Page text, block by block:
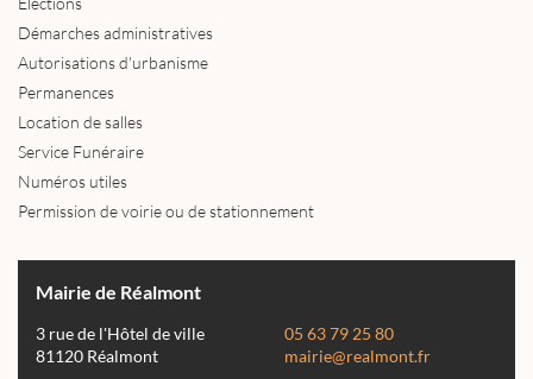
Démarches administratives
Autorisations d'urbanisme
Permanences
Location de salles
Service Funéraire
Numéros utiles
Permission de voirie ou de stationnement
Mairie de Réalmont
3 rue de l'Hôtel de ville
81120 Réalmont
05 63 79 25 80
mairie@realmont.fr